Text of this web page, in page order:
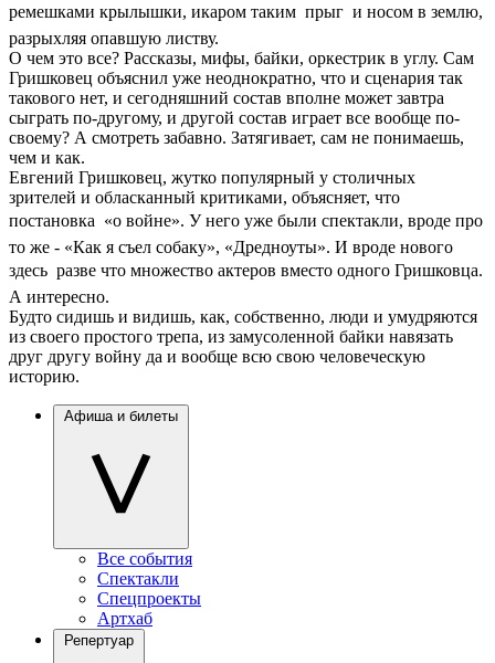
ремешками крылышки, икаром таким  прыг  и носом в землю,
разрыхляя опавшую листву.
О чем это все? Рассказы, мифы, байки, оркестрик в углу. Сам
Гришковец объяснил уже неоднократно, что и сценария так
такового нет, и сегодняшний состав вполне может завтра
сыграть по-другому, и другой состав играет все вообще по-
своему? А смотреть забавно. Затягивает, сам не понимаешь,
чем и как.
Евгений Гришковец, жутко популярный у столичных
зрителей и обласканный критиками, объясняет, что
постановка  «о войне». У него уже были спектакли, вроде про
то же - «Как я съел собаку», «Дредноуты». И вроде нового
здесь  разве что множество актеров вместо одного Гришковца.
А интересно.
Будто сидишь и видишь, как, собственно, люди и умудряются
из своего простого трепа, из замусоленной байки навязать
друг другу войну да и вообще всю свою человеческую
историю.
Афиша и билеты
Все события
Спектакли
Спецпроекты
Артхаб
Репертуар